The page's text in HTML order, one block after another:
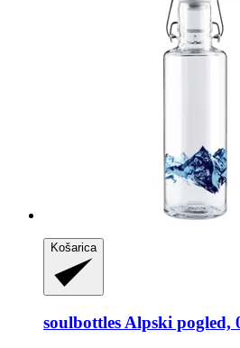
Košarica
soulbottles Alpski pogled,